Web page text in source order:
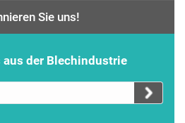
Sie uns!
aus der Blechindustrie